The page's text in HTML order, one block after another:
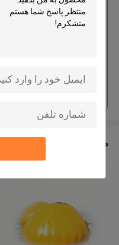
ادامه هید
محصولات توصیه شده